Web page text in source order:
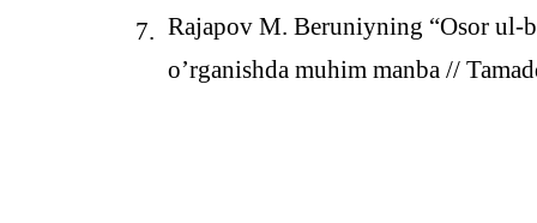
7. Rajapov M. Beruniyning “Osor
o’rganishda muhim manba //